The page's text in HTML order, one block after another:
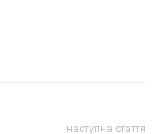
наступна стаття